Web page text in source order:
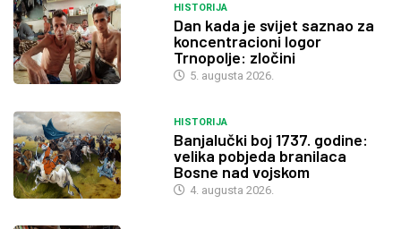
HISTORIJA
Dan kada je svijet saznao za
koncentracioni logor
Trnopolje: zločini
5. augusta 2026.
HISTORIJA
Banjalučki boj 1737. godine:
velika pobjeda branilaca
Bosne nad vojskom
4. augusta 2026.